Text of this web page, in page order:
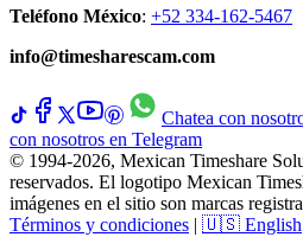
Teléfono México: +52 334-162-5467
info@timesharescam.com
Chatea con
con nosotros en Telegram
© 1994-2026, Mexican Timeshare
reservados. El logotipo Mexican
imágenes en el sitio son marcas
Términos y condiciones | 🇺🇸 English